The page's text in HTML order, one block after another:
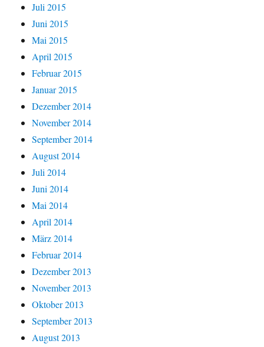
Juli 2015
Juni 2015
Mai 2015
April 2015
Februar 2015
Januar 2015
Dezember 2014
November 2014
September 2014
August 2014
Juli 2014
Juni 2014
Mai 2014
April 2014
März 2014
Februar 2014
Dezember 2013
November 2013
Oktober 2013
September 2013
August 2013